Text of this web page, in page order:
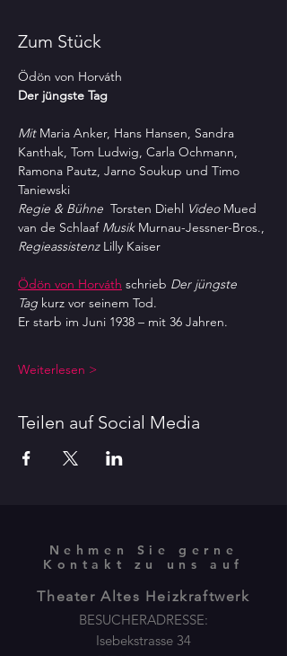
Zum Stück
Ödön von Horváth
Der jüngste Tag
Mit Maria Anker, Hans Hansen, Sandra
Kanthak, Tom Ludwig, Carla Ochmann,
Ramona Pautz, Jarno Soukup und Timo
Taniewski
Regie & Bühne Torsten Diehl Video Mued
van de Schlaaf Musik Murnau-Jessner-Bros.,
Regieassistenz Lilly Kaiser
Ödön von Horváth schrieb Der jüngste
Tag kurz vor seinem Tod.
Er starb im Juni 1938 – mit 36 Jahren.
Weiterlesen >
Teilen auf Social Media
Nehmen Sie gerne
Kontakt zu uns auf
Theater Altes Heizkraftwerk
BESUCHERADRESSE:
Isebekstrasse 34